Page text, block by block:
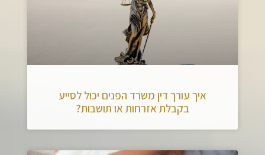
איך עורך דין משרד הפנים יכול לסייע
בקבלת אזרחות או תושבות?